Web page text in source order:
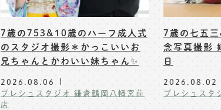
7歳の753&10歳のハーフ成人式
のスタジオ撮影＊かっこいいお
兄ちゃんとかわいい妹ちゃん✨
2026.08.06
プレシュスタジオ 鎌倉鶴岡八幡宮前
店
7歳の七五
念写真撮影
日
2026.08.02
プレシュスタ